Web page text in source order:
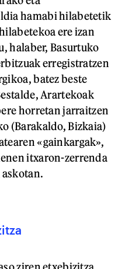
hamabi hilabetetik
ere izan
halaber, Basurtuko
erregistratzen
batez beste
Arartekoak
horretan jarraitzen
(Barakaldo, Bizkaia)
«gainkargak»,
itxaron-zerrenda
ziren etxebizitza